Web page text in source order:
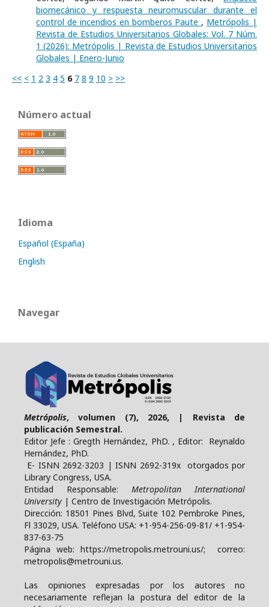
biomecánico y respuesta neuromuscular durante el
control de incendios en bomberos Paute , Metrópolis |
Revista de Estudios Universitarios Globales: Vol. 7 Núm.
1 (2026): Metrópolis | Revista de Estudios Universitarios
Globales | Enero-Junio
<< < 1 2 3 4 5 6 7 8 9 10 > >>
Número actual
Idioma
Español (España)
English
Navegar
Metrópolis, volumen (7), 2026, | Revista de
publicación Semestral.
Editor Jefe : Gregth Hernández, PhD. , Editor: Reynaldo
Hernández, PhD.
E- ISNN 2692-3203 | ISNN 2692-319x otorgados por
Library Congress, USA.
Entidad Responsable: Metropolitan International
University | Centro de Investigación Metrópolis.
Dirección: 18501 Pines Blvd, Suite 102 Pembroke Pines,
Fl 33029, USA. Teléfono USA: +1-954-256-09-81/ +1-954-
837-63-75
Página web: https://metropolis.metrouni.us/; correo:
metropolis@metrouni.us.
Las opiniones expresadas por los autores no
necesariamente reflejan la postura del editor de la